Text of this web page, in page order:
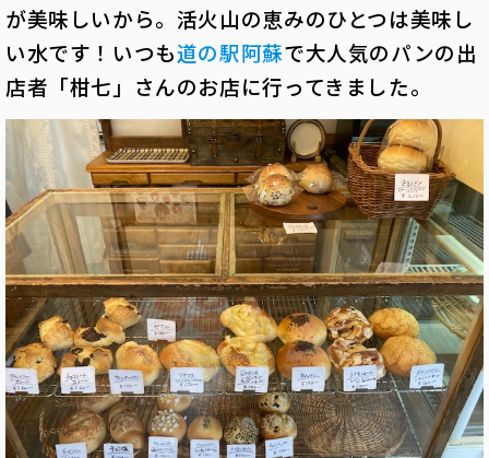
が美味しいから。活火山の恵みのひとつは美味し
い水です！いつも道の駅阿蘇で大人気のパンの出
店者「柑七」さんのお店に行ってきました。